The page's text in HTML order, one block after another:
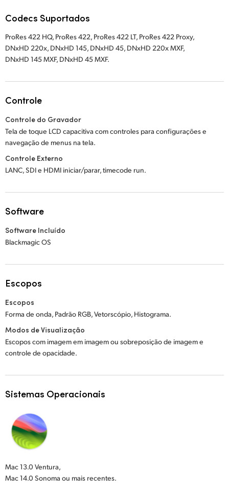
Codecs Suportados
ProRes 422 HQ, ProRes 422, ProRes 422 LT, ProRes 422 Proxy,
DNxHD 220x, DNxHD 145, DNxHD 45, DNxHD 220x MXF,
DNxHD 145 MXF, DNxHD 45 MXF.
Controle
Controle do Gravador
Tela de toque LCD capacitiva com controles para configurações e
navegação de menus na tela.
Controle Externo
LANC, SDI e HDMI iniciar/parar, timecode run.
Software
Software Incluído
Blackmagic OS
Escopos
Escopos
Forma de onda, Padrão RGB, Vetorscópio, Histograma.
Modos de Visualização
Escopos com imagem em imagem ou sobreposição de imagem e
controle de opacidade.
Sistemas Operacionais
Mac 13.0 Ventura,
Mac 14.0 Sonoma ou mais recentes.